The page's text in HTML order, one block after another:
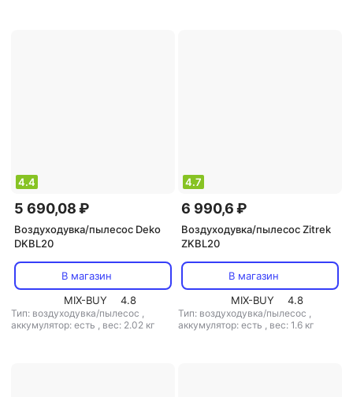
4.4
5 690,08 ₽
Воздуходувка/пылесос Deko
DKBL20
В магазин
MIX-BUY
4.8
Тип: воздуходувка/пылесос ,
аккумулятор: есть , вес: 2.02 кг
4.7
6 990,6 ₽
Воздуходувка/пылесос Zitrek
ZKBL20
В магазин
MIX-BUY
4.8
Тип: воздуходувка/пылесос ,
аккумулятор: есть , вес: 1.6 кг